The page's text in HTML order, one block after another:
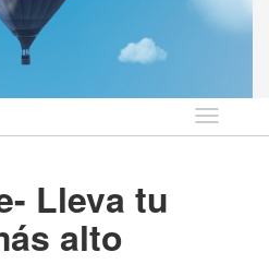
Idioma
Lleva tu
alto